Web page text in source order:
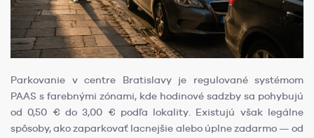
Parkovanie v centre Bratislavy je regulované systémom
PAAS s farebnými zónami, kde hodinové sadzby sa pohybujú
od 0,50 € do 3,00 € podľa lokality. Existujú však legálne
spôsoby, ako zaparkovať lacnejšie alebo úplne zadarmo — od